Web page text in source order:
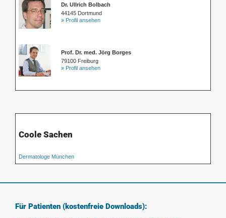
Dr. Ullrich Bolbach
44145 Dortmund
» Profil ansehen
Prof. Dr. med. Jörg Borges
79100 Freiburg
» Profil ansehen
Coole Sachen
Dermatologe München
Für Patienten (kostenfreie Downloads):